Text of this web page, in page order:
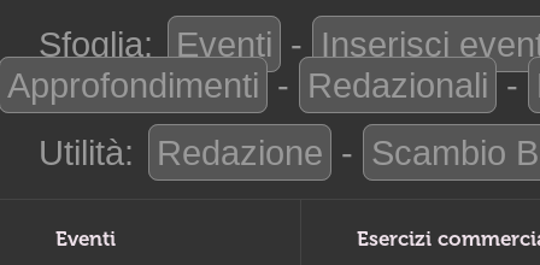
Sfoglia: Eventi - Inserisci
Approfondimenti - Redazionali -
Utilità:
Redazione - Scambio
Eventi Esercizi